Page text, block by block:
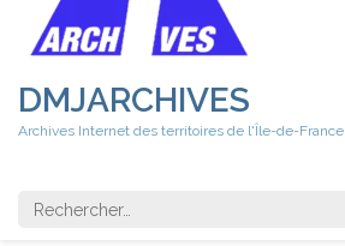
DMJARCHIVES
Archives Internet des territoires de l'Île-de-France